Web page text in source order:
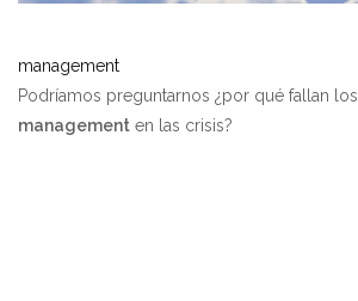
management
Podríamos preguntarnos ¿por qué fallan los
management en las crisis?